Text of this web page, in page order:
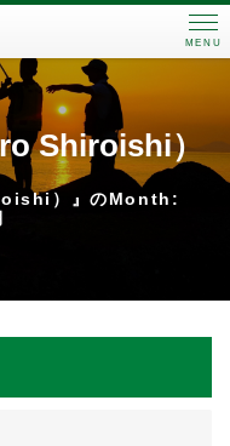
MENU
Shiroishi）
）』のMonth: